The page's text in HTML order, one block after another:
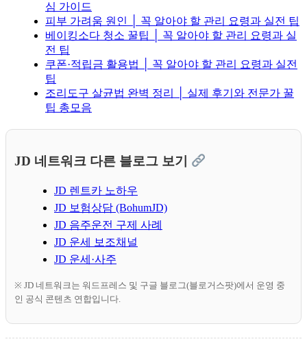
심 가이드
피부 가려움 원인 │ 꼭 알아야 할 관리 요령과 실전 팁
베이킹소다 청소 꿀팁 │ 꼭 알아야 할 관리 요령과 실
전 팁
쿠폰·적립금 활용법 │ 꼭 알아야 할 관리 요령과 실전
팁
조리도구 살균법 완벽 정리 │ 실제 후기와 전문가 꿀
팁 총모음
JD 네트워크 다른 블로그 보기
JD 렌트카 노하우
JD 보험상담 (BohumJD)
JD 음주운전 구제 사례
JD 운세 보조채널
JD 운세·사주
※ JD 네트워크는 워드프레스 및 구글 블로그(블로거스팟)에서 운영 중
인 공식 콘텐츠 연합입니다.